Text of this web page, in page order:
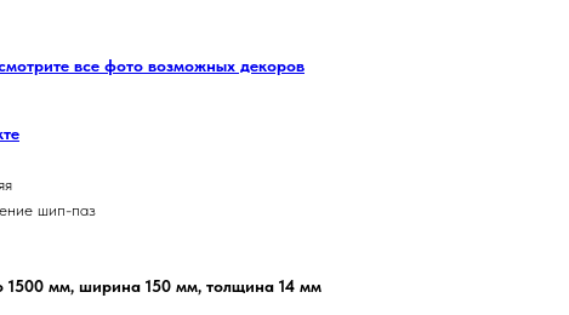
все фото возможных декоров
шип-паз
1500 мм, ширина 150 мм, толщина 14 мм